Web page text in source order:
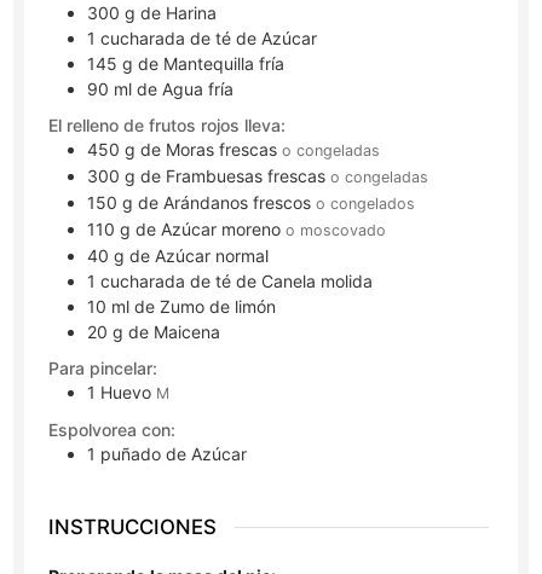
300 g de Harina
1 cucharada de té de Azúcar
145 g de Mantequilla fría
90 ml de Agua fría
El relleno de frutos rojos lleva:
450 g de Moras frescas o congeladas
300 g de Frambuesas frescas o congeladas
150 g de Arándanos frescos o congelados
110 g de Azúcar moreno o moscovado
40 g de Azúcar normal
1 cucharada de té de Canela molida
10 ml de Zumo de limón
20 g de Maicena
Para pincelar:
1 Huevo M
Espolvorea con:
1 puñado de Azúcar
INSTRUCCIONES